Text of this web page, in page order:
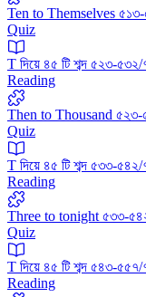
Ten to Themselves
Quiz
T দিয়ে ৪৫ টি শব্দ ৫২৩-
Reading
Then to Thousand ৫২৩-
Quiz
T দিয়ে ৪৫ টি শব্দ ৫৩৩-
Reading
Three to tonight ৫৩৩-
Quiz
T দিয়ে ৪৫ টি শব্দ ৫৪৩-
Reading